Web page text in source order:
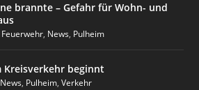
brannte – Gefahr für Wohn- und
Feuerwehr, News, Pulheim
Kreisverkehr beginnt
News, Pulheim,Verkehr